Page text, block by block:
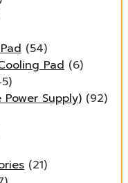
(54)
Pad (6)
Supply) (92)
(21)